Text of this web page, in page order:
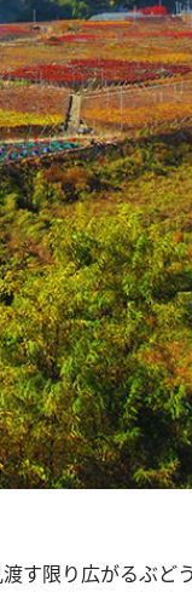
す限り広がるぶど